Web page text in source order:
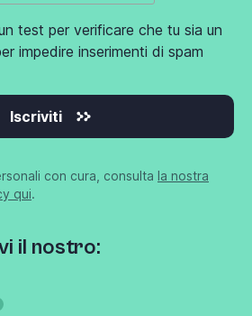
test per verificare che tu sia un
impedire inserimenti di spam
Iscriviti
con cura, consulta la nostra
qui.
il nostro: